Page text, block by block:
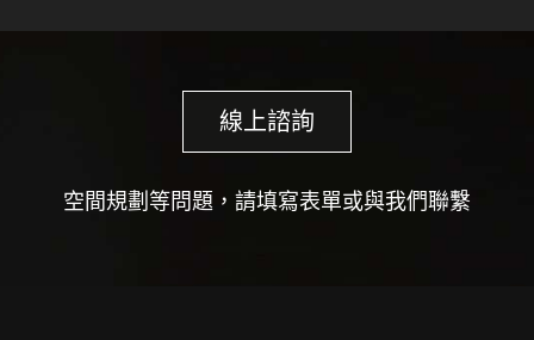
線上諮詢
空間規劃等問題，請填寫表單或與我們聯繫